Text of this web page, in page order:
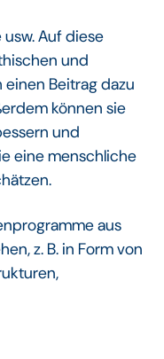
Auf diese
und
Beitrag dazu
können sie
und
eine menschliche
aus
z. B. in Form von